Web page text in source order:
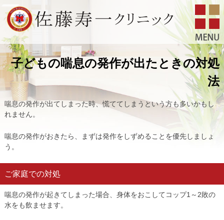
子どもの喘息の発作が出たときの対処
法
喘息の発作が出てしまった時、慌ててしまうという方も多いかもし
れません。
喘息の発作がおきたら、まずは発作をしずめることを優先しましょ
う。
ご家庭での対処
喘息の発作が起きてしまった場合、身体をおこしてコップ1～2敗の
水をも飲ませます。